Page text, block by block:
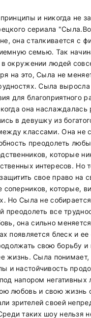
и никогда не
сериала
она сталкивается с
семью. Так
окружении людей
на это, Сыла не
Сыла
для благоприятного
она
в девушку из
классами. Она не
преодолеть
которые
интересов. Но
свое право на
которые,
Но Сыла не
преодолеть все
она сильно меняется
появляется блеск и
свою борьбу и
жизнь. Сыла
настойчивость
напором негативных
любовь и свою жизнь
зрителей своей
таких шоу нельзя